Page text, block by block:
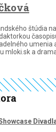
štúdia
umenia
mloki.sk a